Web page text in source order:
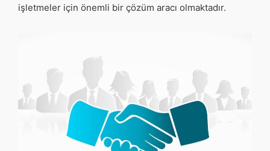
işletmeler için önemli bir çözüm aracı olmaktadır.